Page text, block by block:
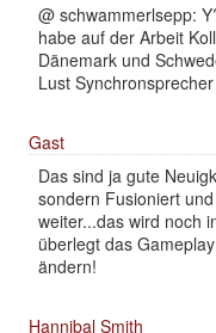
@ schwammerlsepp:
habe auf der Arbeit
Dänemark und
Lust
Gast
Das sind ja gute
sondern Fusioniert
weiter...das wird noch
überlegt das
ändern!
Hannibal Smith